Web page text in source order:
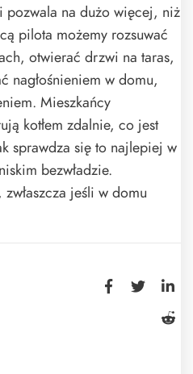
pozwala na dużo więcej, niż
pilota możemy rozsuwać
otwierać drzwi na taras,
nagłośnieniem w domu,
Mieszkańcy
kotłem zdalnie, co jest
sprawdza się to najlepiej w
bezwładzie.
jeśli w domu